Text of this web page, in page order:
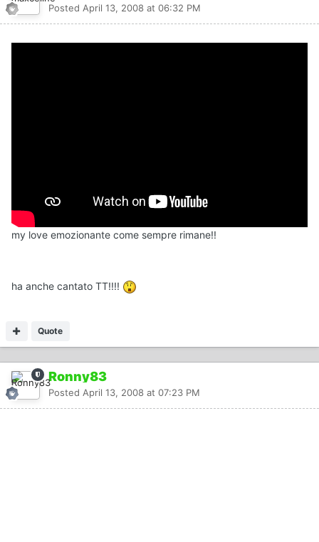
Posted April 13, 2008 at 06:32 PM
my love emozionante come sempre rimane!!
ha anche cantato TT!!!!
Quote
Ronny83
Posted April 13, 2008 at 07:23 PM